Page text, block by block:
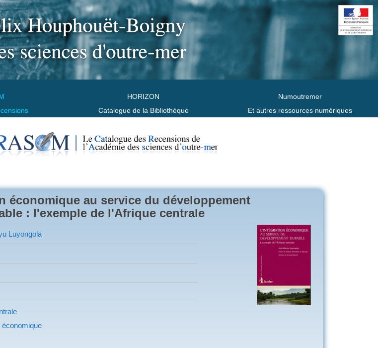
HORIZON
Catalogue de la Bibliothèque
Numoutremer
Et autres ressources numériques
économique au service du développement
: l'exemple de l'Afrique centrale
Luyongola
économique